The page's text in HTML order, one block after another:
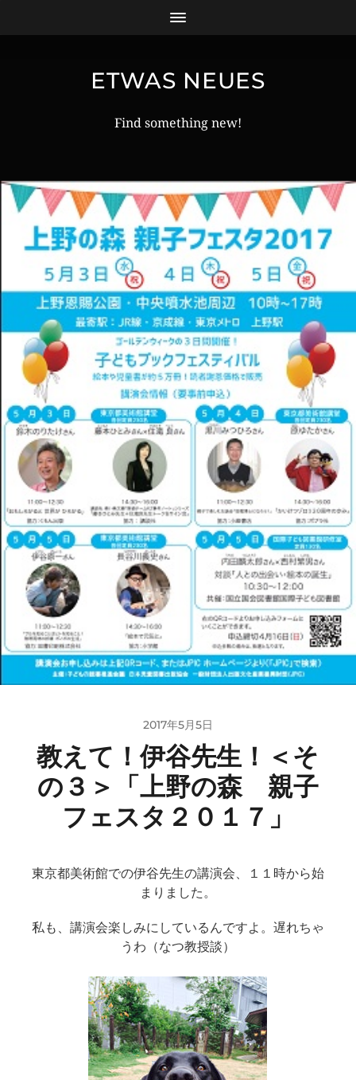
ETWAS NEUES
Find something new!
2017年5月5日
教えて！伊谷先生！＜そ
の３＞「上野の森 親子
フェスタ２０１７」
東京都美術館での伊谷先生の講演会、１１時から始
まりました。
私も、講演会楽しみにしているんですよ。遅れちゃ
うわ（なつ教授談）